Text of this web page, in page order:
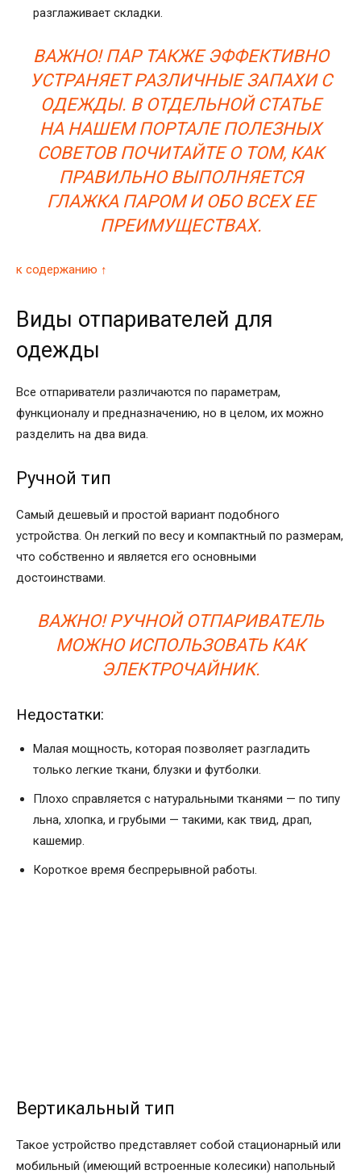
разглаживает складки.
ВАЖНО! ПАР ТАКЖЕ ЭФФЕКТИВНО
УСТРАНЯЕТ РАЗЛИЧНЫЕ ЗАПАХИ С
ОДЕЖДЫ. В ОТДЕЛЬНОЙ СТАТЬЕ
НА НАШЕМ ПОРТАЛЕ ПОЛЕЗНЫХ
СОВЕТОВ ПОЧИТАЙТЕ О ТОМ, КАК
ПРАВИЛЬНО ВЫПОЛНЯЕТСЯ
ГЛАЖКА ПАРОМ И ОБО ВСЕХ ЕЕ
ПРЕИМУЩЕСТВАХ.
к содержанию ↑
Виды отпаривателей для
одежды
Все отпариватели различаются по параметрам,
функционалу и предназначению, но в целом, их можно
разделить на два вида.
Ручной тип
Самый дешевый и простой вариант подобного
устройства. Он легкий по весу и компактный по размерам,
что собственно и является его основными
достоинствами.
ВАЖНО! РУЧНОЙ ОТПАРИВАТЕЛЬ
МОЖНО ИСПОЛЬЗОВАТЬ КАК
ЭЛЕКТРОЧАЙНИК.
Недостатки:
Малая мощность, которая позволяет разгладить
только легкие ткани, блузки и футболки.
Плохо справляется с натуральными тканями — по типу
льна, хлопка, и грубыми — такими, как твид, драп,
кашемир.
Короткое время беспрерывной работы.
Вертикальный тип
Такое устройство представляет собой стационарный или
мобильный (имеющий встроенные колесики) напольный